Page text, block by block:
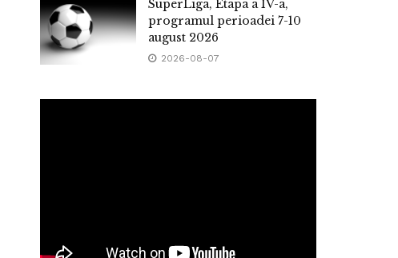
SuperLiga, Etapa a IV-a,
programul perioadei 7-10
august 2026
2026-08-07